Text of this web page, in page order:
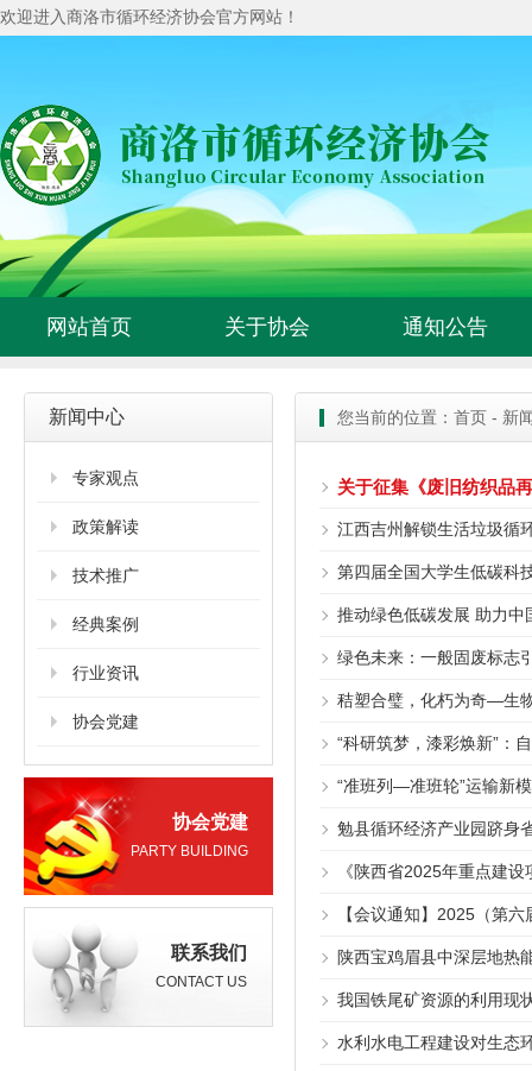
欢迎进入商洛市循环经济协会官方网站！
网站首页 关于协会 通知公告
新闻中心
专家观点
政策解读
技术推广
经典案例
行业资讯
协会党建
协会党建
PARTY BUILDING
联系我们
CONTACT US
您当前的位置： 首页 - 新
关于征集《废旧纺织品
江西吉州解锁生活垃圾循
第四届全国大学生低碳科
推动绿色低碳发展 助力中
绿色未来：一般固废标志
秸塑合璧，化朽为奇—生
“科研筑梦，漆彩焕新”：
“准班列—准班轮”运输新
勉县循环经济产业园跻身
《陕西省2025年重点建
【会议通知】2025（第
陕西宝鸡眉县中深层地热
我国铁尾矿资源的利用现
水利水电工程建设对生态